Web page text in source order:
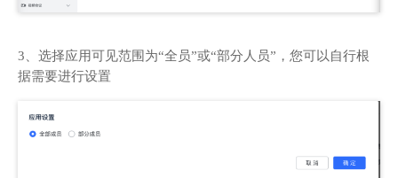
3、选择应用可见范围为“全员”或“部分人员”，您可以自行根
据需要进行设置